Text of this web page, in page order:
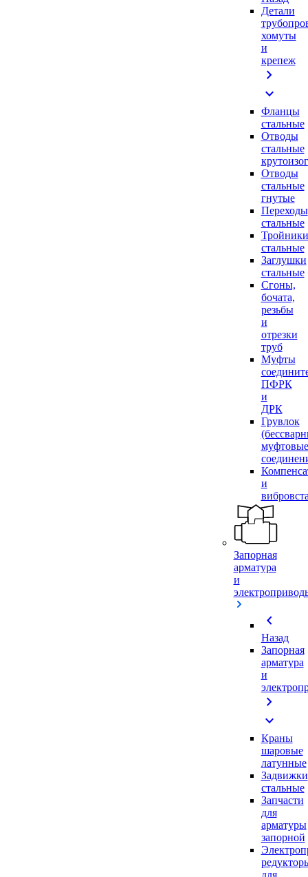
Детали
хомуты
и
крепеж
chevron_right
expand_more
Фланцы
стальные
Отводы
стальные
Отводы
стальные
гнутые
Переходы
стальные
Тройники
стальные
Заглушки
стальные
Сгоны,
бочата,
резьбы
и
отрезки
труб
Муфты
ПФРК
и
ДРК
Грувлок
муфтовые
и
Запорная
арматура
и
chevron_left
Назад
Запорная
арматура
и
chevron_right
expand_more
Краны
шаровые
латунные
Задвижки
стальные
Запчасти
для
арматуры
запорной
для